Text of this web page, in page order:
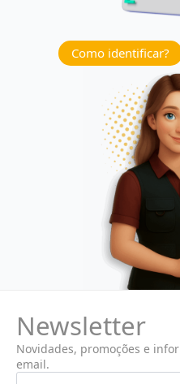
Como identificar?
Newsletter
Novidades, promoções e
email.
Nome